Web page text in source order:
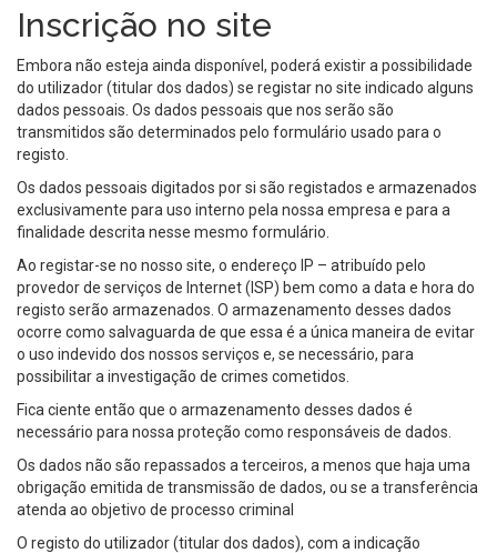
Inscrição no site
Embora não esteja ainda disponível, poderá existir a possibilidade
do utilizador (titular dos dados) se registar no site indicado alguns
dados pessoais. Os dados pessoais que nos serão são
transmitidos são determinados pelo formulário usado para o
registo.
Os dados pessoais digitados por si são registados e armazenados
exclusivamente para uso interno pela nossa empresa e para a
finalidade descrita nesse mesmo formulário.
Ao registar-se no nosso site, o endereço IP – atribuído pelo
provedor de serviços de Internet (ISP) bem como a data e hora do
registo serão armazenados. O armazenamento desses dados
ocorre como salvaguarda de que essa é a única maneira de evitar
o uso indevido dos nossos serviços e, se necessário, para
possibilitar a investigação de crimes cometidos.
Fica ciente então que o armazenamento desses dados é
necessário para nossa proteção como responsáveis de dados.
Os dados não são repassados a terceiros, a menos que haja uma
obrigação emitida de transmissão de dados, ou se a transferência
atenda ao objetivo de processo criminal
O registo do utilizador (titular dos dados), com a indicação